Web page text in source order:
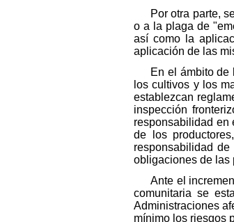
Por otra parte,
o a la plaga de
así como la
aplicación de las
En el ámbito
los cultivos y los
establezcan
inspección
responsabilidad en
de los
responsabilidad
obligaciones de las
Ante el
comunitaria se
Administraciones
mínimo los riesgos